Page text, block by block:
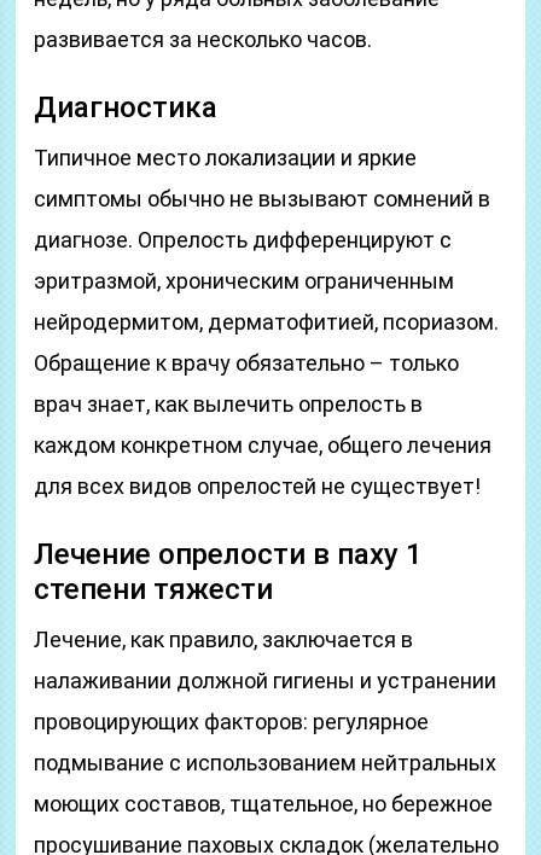
развивается за несколько часов.
Диагностика
Типичное место локализации и яркие
симптомы обычно не вызывают сомнений в
диагнозе. Опрелость дифференцируют с
эритразмой, хроническим ограниченным
нейродермитом, дерматофитией, псориазом.
Обращение к врачу обязательно – только
врач знает, как вылечить опрелость в
каждом конкретном случае, общего лечения
для всех видов опрелостей не существует!
Лечение опрелости в паху 1
степени тяжести
Лечение, как правило, заключается в
налаживании должной гигиены и устранении
провоцирующих факторов: регулярное
подмывание с использованием нейтральных
моющих составов, тщательное, но бережное
просушивание паховых складок (желательно